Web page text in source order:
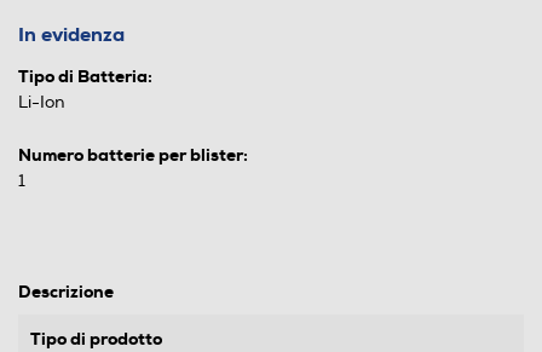
In evidenza
Tipo di Batteria:
Li-Ion
Numero batterie per blister:
1
Descrizione
Tipo di prodotto